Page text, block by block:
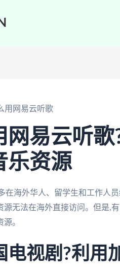
用网易云听歌
网易云听
乐资源
在海外华人、留学生和工作人
无法在海外直接访问。但是,
。
电视剧?利用